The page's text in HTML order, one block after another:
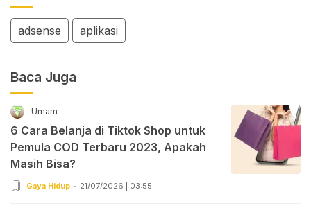
adsense aplikasi
Baca Juga
Umam
6 Cara Belanja di Tiktok Shop untuk
Pemula COD Terbaru 2023, Apakah
Masih Bisa?
Gaya Hidup 21/07/2026 | 03:55